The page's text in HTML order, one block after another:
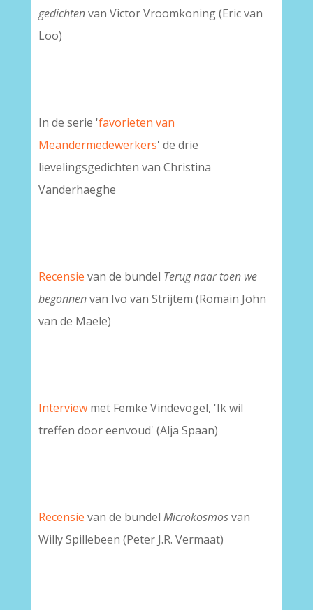
gedichtenvan Victor Vroomkoning (Eric van
Loo)
In de serie 'favorieten van
Meandermedewerkers' de drie
lievelingsgedichten van Christina
Vanderhaeghe
Recensie van de bundel Terug naar toen we
begonnenvan Ivo van Strijtem (Romain John
van de Maele)
Interviewmet Femke Vindevogel, 'Ik wil
treffen door eenvoud' (Alja Spaan)
Recensie van de bundel Microkosmosvan
Willy Spillebeen (Peter J.R. Vermaat)